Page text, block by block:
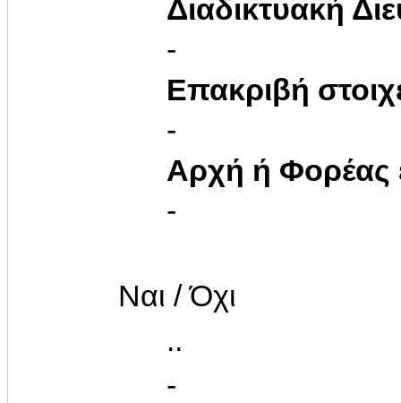
Διαδικτυακή
-
Επακριβή
-
Αρχή ή Φορέας
-
Ναι / Όχι
..
-